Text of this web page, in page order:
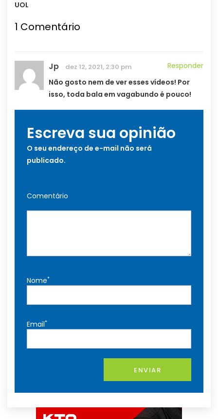
UOL
1 Comentário
Jp dez 12, 2021, 2:30 pm
Responder
Não gosto nem de ver esses vídeos! Por
isso, toda bala em vagabundo é pouco!
Escreva sua opinião
O seu endereço de e-mail não será
publicado.
Comentário
Nome*
Email*
ENVIAR